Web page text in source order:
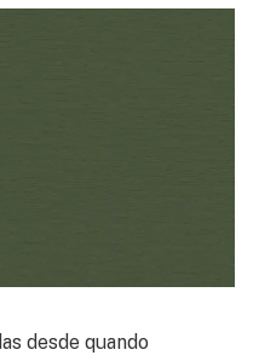
desde quando